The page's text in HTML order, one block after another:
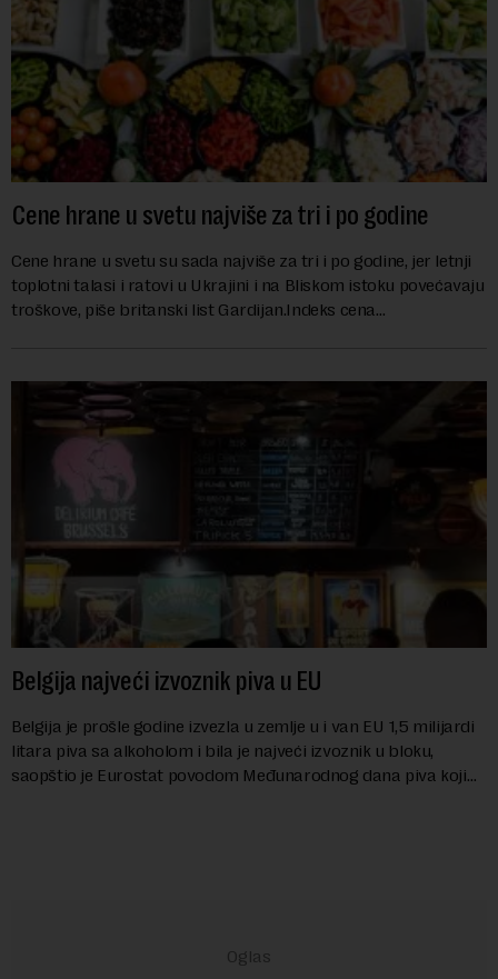
Cene hrane u svetu najviše za tri i po godine
Cene hrane u svetu su sada najviše za tri i po godine, jer letnji
toplotni talasi i ratovi u Ukrajini i na Bliskom istoku povećavaju
troškove, piše britanski list Gardijan.Indeks cena
Belgija najveći izvoznik piva u EU
Belgija je prošle godine izvezla u zemlje u i van EU 1,5 milijardi
litara piva sa alkoholom i bila je najveći izvoznik u bloku,
saopštio je Eurostat povodom Međunarodnog dana piva koji